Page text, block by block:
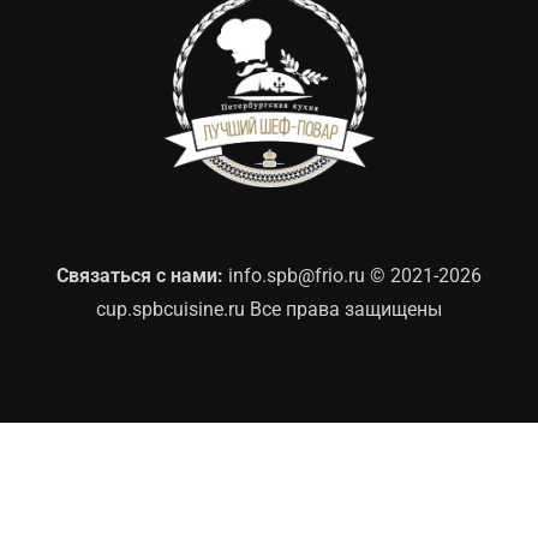
Связаться с нами: info.spb@frio.ru © 2021-2026
cup.spbcuisine.ru Все права защищены